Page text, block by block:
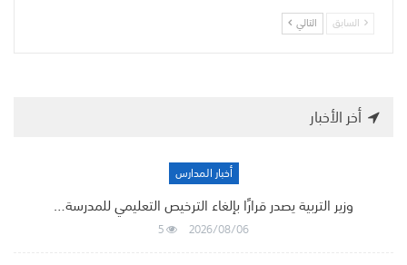
السابق التالي
أخر الأخبار
أخبار المدارس
وزير التربية يصدر قرارًا بإلغاء الترخيص التعليمي للمدرسة…
2026/08/06
5